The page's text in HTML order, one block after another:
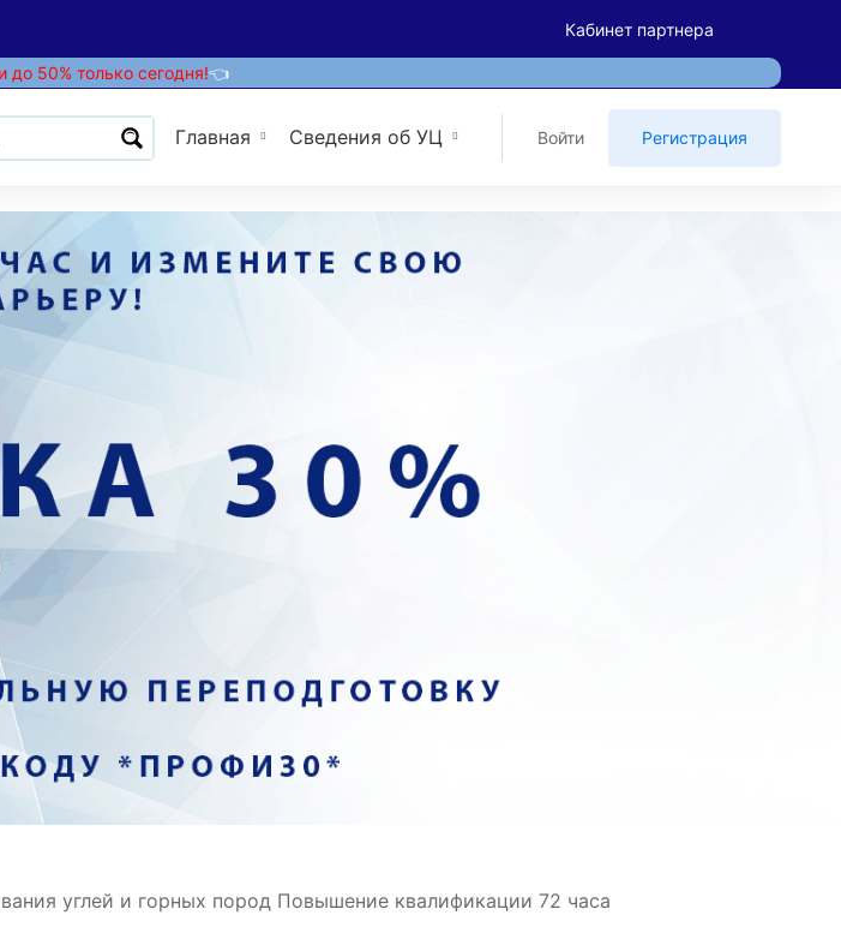
Кабинет партнера
до 50% только сегодня!👈
Главная Сведения об УЦ Войти Регистрация
углей и горных пород Повышение квалификации 72 часа